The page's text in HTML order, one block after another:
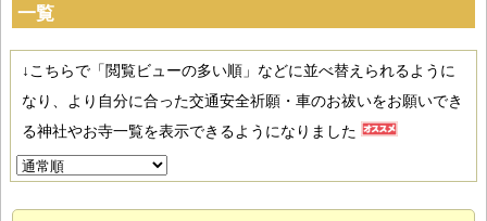
一覧
↓こちらで「閲覧ビューの多い順」などに並べ替えられるように
なり、より自分に合った交通安全祈願・車のお祓いをお願いでき
る神社やお寺一覧を表示できるようになりました